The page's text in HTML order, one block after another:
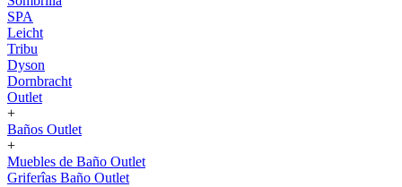
SPA
Leicht
Tribu
Dyson
Dornbracht
Outlet
+
Baños Outlet
+
Muebles de Baño Outlet
Griferîas Baño Outlet